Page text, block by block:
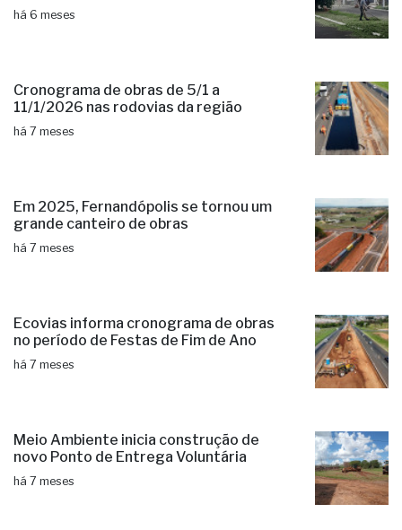
há 6 meses
Cronograma de obras de 5/1 a
11/1/2026 nas rodovias da região
há 7 meses
Em 2025, Fernandópolis se tornou um
grande canteiro de obras
há 7 meses
Ecovias informa cronograma de obras
no período de Festas de Fim de Ano
há 7 meses
Meio Ambiente inicia construção de
novo Ponto de Entrega Voluntária
há 7 meses